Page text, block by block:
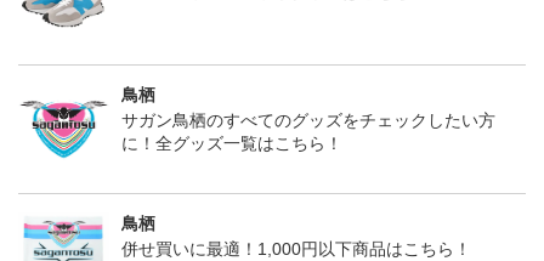
鳥栖
サガン鳥栖のすべてのグッズをチェックしたい方
に！全グッズ一覧はこちら！
鳥栖
併せ買いに最適！1,000円以下商品はこちら！